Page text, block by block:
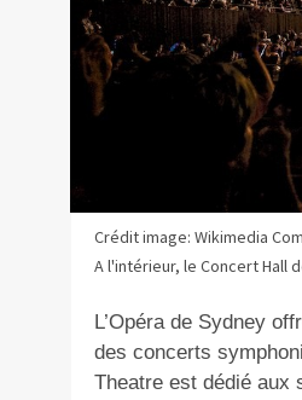
Crédit image: Wikimedia
A l'intérieur, le Concert Hall
L’Opéra de Sydney
des concerts
Theatre est dédié aux